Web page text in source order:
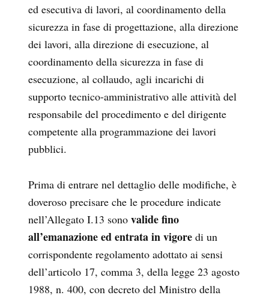
ed esecutiva di lavori, al coordinamento della
sicurezza in fase di progettazione, alla direzione
dei lavori, alla direzione di esecuzione, al
coordinamento della sicurezza in fase di
esecuzione, al collaudo, agli incarichi di
supporto tecnico-amministrativo alle attività del
responsabile del procedimento e del dirigente
competente alla programmazione dei lavori
pubblici.
Prima di entrare nel dettaglio delle modifiche, è
doveroso precisare che le procedure indicate
nell’Allegato I.13 sono valide fino
all’emanazione ed entrata in vigore di un
corrispondente regolamento adottato ai sensi
dell’articolo 17, comma 3, della legge 23 agosto
1988, n. 400, con decreto del Ministro della